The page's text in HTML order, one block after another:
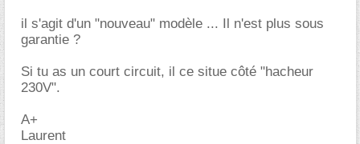
il s'agit d'un "nouveau" modèle ... Il n'est plus sous
garantie ?
Si tu as un court circuit, il ce situe côté "hacheur
230V".
A+
Laurent